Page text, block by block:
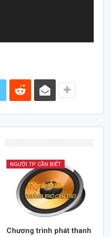
NGƯỜI TP CẦN BIẾT
Chương trình phát thanh